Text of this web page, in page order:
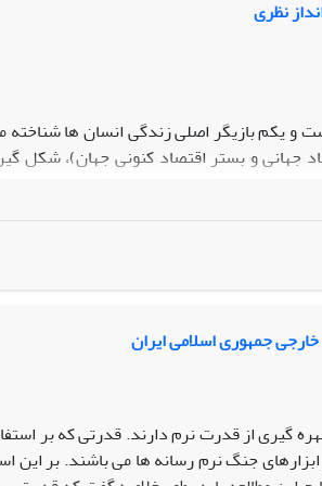
نظری
و یکم بازیگر اصلی زندگی انسان ها
جهانی و بستر اقتصاد کنونی جهان)،
ملی کشورها نیز متحول شده است. در
تاثیر رسانه ها در منافع ملی کشورها می
کشور چه در سطح داخلی و چه در سطح
هزینه های دولت، جلوگیری از رانت
در تحولات و مسایل بین المللی، ترویج
فعال در عرصه ها رسانه ها و کاهش تبعات
جمهوری اسلامی ایران
گیری از قدرت نرم دارند. قدرتی که بر
جنگ نرم رسانه ها می باشند. بر